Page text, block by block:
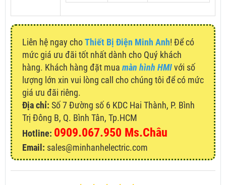
Liên hệ ngay choThiết Bị Điện Minh Anh! Để có
mức giá ưu đãi tốt nhất dành cho Quý khách
hàng. Khách hàng đặt mua màn hình HMIvới số
lượng lớn xin vui lòng call cho chúng tôi để có mức
giá ưu đãi riêng.
Địa chỉ: Số 7 Đường số 6 KDC Hai Thành, P. Bình
Trị Đông B, Q. Bình Tân, Tp.HCM
Hotline: 0909.067.950 Ms.Châu
Email: sales@minhanhelectric.com